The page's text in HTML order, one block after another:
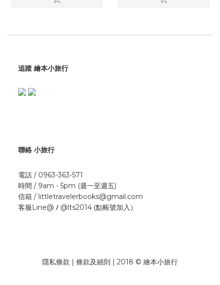
追蹤 繪本小旅行
聯絡 小旅行
電話 / 0963-363-571
時間 / 9am - 5pm (週一至週五)
信箱 / littletravelerbooks@gmail.com
客服Line@ / @lts2014 (點帳號加入）
隱私條款 | 條款及細則 | 2018 © 繪本小旅行